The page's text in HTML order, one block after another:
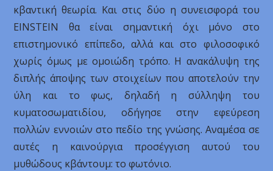
κβαντική θεωρία. Και στις δύο η συνεισφορά του
EINSTEIN θα είναι σημαντική όχι μόνο στο
επιστημονικό επίπεδο, αλλά και στο φιλοσοφικό
χωρίς όμως με ομοιώδη τρόπο. Η ανακάλυψη της
διπλής άποψης των στοιχείων που αποτελούν την
ύλη και το φως, δηλαδή η σύλληψη του
κυματοσωματιδίου, οδήγησε στην εφεύρεση
πολλών εννοιών στο πεδίο της γνώσης. Αναμέσα σε
αυτές η καινούργια προσέγγιση αυτού του
μυθώδους κβάντουμ: το φωτόνιο.